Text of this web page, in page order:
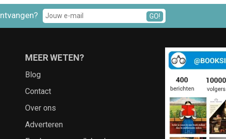
GO!
MEER WETEN?
Blog
Contact
Over ons
Adverteren